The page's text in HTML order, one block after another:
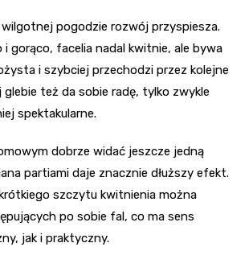
wilgotnej pogodzie rozwój przyspiesza.
i gorąco, facelia nadal kwitnie, ale bywa
i szybciej przechodzi przez kolejne
glebie też da sobie radę, tylko zwykle
spektakularne.
dobrze widać jeszcze jedną
partiami daje znacznie dłuższy efekt.
szczytu kwitnienia można
po sobie fal, co ma sens
jak i praktyczny.